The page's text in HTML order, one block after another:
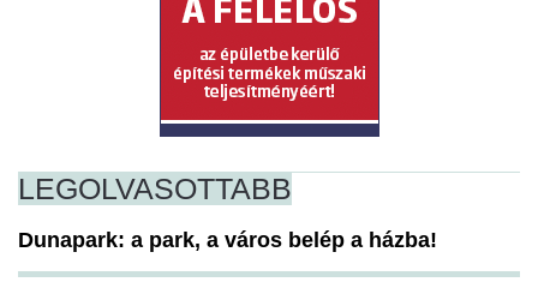
LEGOLVASOTTABB
Dunapark: a park, a város belép a házba!